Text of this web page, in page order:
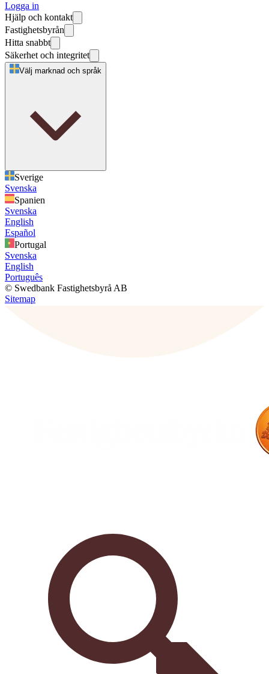
Logga in
Hjälp och kontakt
Fastighetsbyrån
Hitta snabbt
Säkerhet och integritet
Välj marknad och språk
Sverige
Svenska
Spanien
Svenska
English
Español
Portugal
Svenska
English
Português
© Swedbank Fastighetsbyrå AB
Sitemap